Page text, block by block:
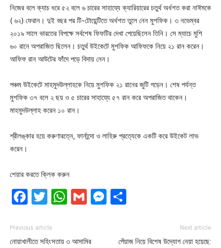
নিজের বলে ক্যাচ ধরে ৫২ বলে ৬ চারের সাহায্যে ক্যারিয়ারের চতুর্থ অর্ধশত করা নাঈমকে
( ৬২) ফেরান। দুই বছর পর টি-টোয়েন্টিতে অর্ধশত তুলে নেন মুশফিক। ৩ নভেম্বর
২০১৯ সালে ভারতের বিপক্ষে সর্বশেষ ফিফটির দেখা পেয়েছিলেন তিনি। সে ম্যাচে মুশি
৬০ রানে অপরাজিত ছিলেন। চতুর্থ উইকেটে মুশফিক আফিফকে নিয়ে ২১ রান করেন।
আফিফ রান আউটের ফাঁদে পড়ে বিদায় নেন।
পঞ্চম উইকেটে মাহমুদউল্লাহকে নিয়ে মুশফিক ২১ রানের জুটি গড়েন। শেষ পর্যন্ত
মুশফিক ৩৭ বলে ২ ছয় ও ৫ চারের সাহায্যে ৫৭ রান করে অপরাজিত থাকেন।
মাহমুদউল্লাহ করেন ১০ রান।
শ্রীলঙ্কার হয়ে করুণারত্নে, ফার্নান্দো ও লাহিরু প্রত্যেকে একটি করে উইকেট লাভ
করেন।
শেয়ার করতে ক্লিক করুন
Facebook
Twitter
WhatsApp
GmailMessenger
Previous article
নোয়াখালীতে সহিংসতায় ৩ আসামির
Next article
পেঁয়াজ নিয়ে বিশেষ উদ্যোগ নেয়া হয়েছে: